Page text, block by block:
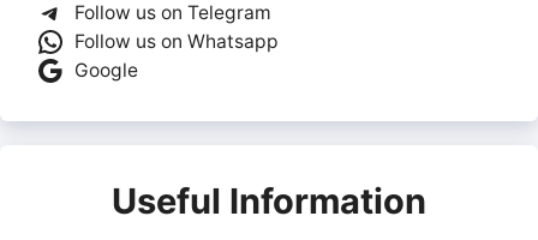
Follow us on Telegram
Follow us on Whatsapp
Google
Useful Information